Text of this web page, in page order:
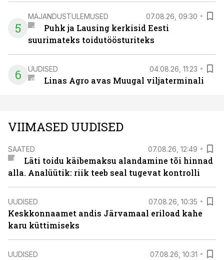
5
MAJANDUSTULEMUSED 07.08.26, 09:30
Puhk ja Lausing kerkisid Eesti
suurimateks toidutöösturiteks
6 UUDISED 04.08.26, 11:23
Linas Agro avas Muugal viljaterminali
VIIMASED UUDISED
SAATED 07.08.26, 12:49
Läti toidu käibemaksu alandamine tõi hinnad
alla. Analüütik: riik teeb seal tugevat kontrolli
UUDISED 07.08.26, 10:35
Keskkonnaamet andis Järvamaal eriload kahe
karu küttimiseks
UUDISED 07.08.26, 10:31